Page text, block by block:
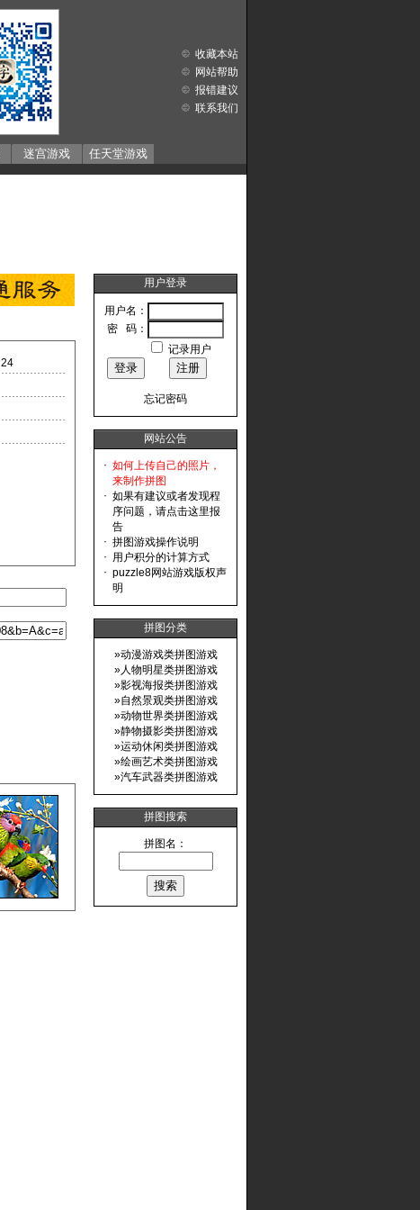
迷宫游戏 任天堂游戏
收藏本站
网站帮助
报错建议
联系我们
24
用户登录
用户名：
密 码：
记录用户
忘记密码
网站公告
· 如何上传自己的照片，
来制作拼图
· 如果有建议或者发现程
序问题，请点击这里报
告
· 拼图游戏操作说明
· 用户积分的计算方式
· puzzle8网站游戏版权声
明
拼图分类
»动漫游戏类拼图游戏
»人物明星类拼图游戏
»影视海报类拼图游戏
»自然景观类拼图游戏
»动物世界类拼图游戏
»静物摄影类拼图游戏
»运动休闲类拼图游戏
»绘画艺术类拼图游戏
»汽车武器类拼图游戏
拼图搜索
拼图名：